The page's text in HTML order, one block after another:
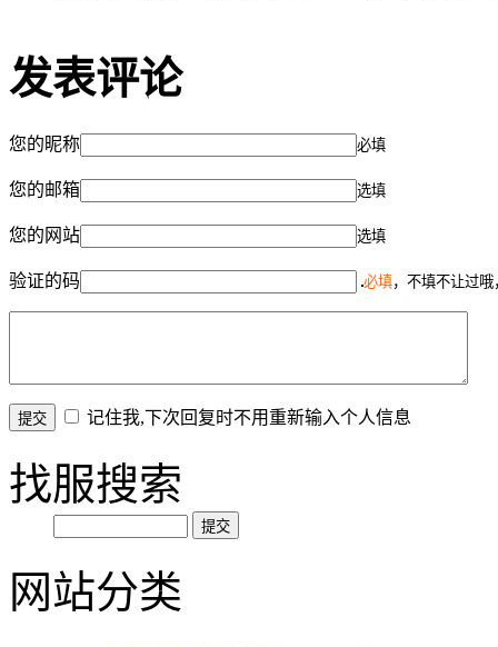
发表评论
您的昵称 必填
您的邮箱 选填
您的网站 选填
验证的码 必填，不填不让过
记住我,下次回复时不用重新输入个人信息
找服搜索
网站分类